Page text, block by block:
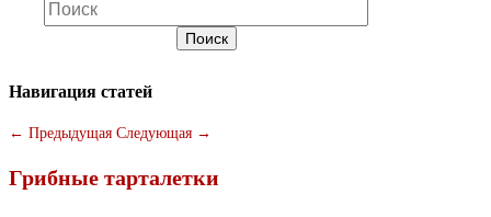
Навигация статей
← Предыдущая Следующая →
Грибные тарталетки